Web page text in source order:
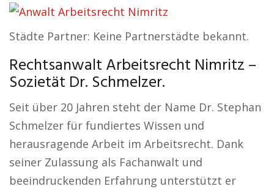
Städte Partner: Keine Partnerstädte bekannt.
Rechtsanwalt Arbeitsrecht Nimritz –
Sozietät Dr. Schmelzer.
Seit über 20 Jahren steht der Name Dr. Stephan
Schmelzer für fundiertes Wissen und
herausragende Arbeit im Arbeitsrecht. Dank
seiner Zulassung als Fachanwalt und
beeindruckenden Erfahrung unterstützt er